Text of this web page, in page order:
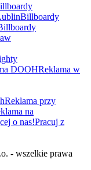
Billboardy
DOOHReklama w
Reklama przy
na
o nas!Pracuj z
- wszelkie prawa